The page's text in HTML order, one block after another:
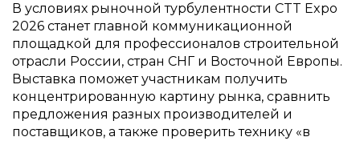
В условиях рыночной турбулентности CTT Expo
2026 станет главной коммуникационной
площадкой для профессионалов строительной
отрасли России, стран СНГ и Восточной Европы.
Выставка поможет участникам получить
концентрированную картину рынка, сравнить
предложения разных производителей и
поставщиков, а также проверить технику «в